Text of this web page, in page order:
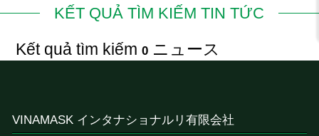
KẾT QUẢ TÌM KIẾM TIN TỨC
Kết quả tìm kiếm 0ニュース
VINAMASK インタナショナルリ有限会社